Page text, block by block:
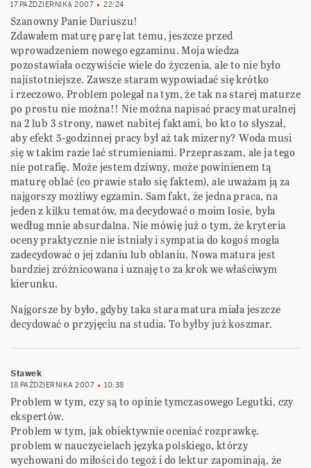
17 PAŹDZIERNIKA 2007 22:24
Szanowny Panie Dariuszu!
Zdawałem maturę parę lat temu, jeszcze przed
wprowadzeniem nowego egzaminu. Moja wiedza
pozostawiała oczywiście wiele do życzenia, ale to nie było
najistotniejsze. Zawsze staram wypowiadać się krótko
i rzeczowo. Problem polegał na tym, że tak na starej maturze
po prostu nie można!! Nie można napisać pracy maturalnej
na 2 lub 3 strony, nawet nabitej faktami, bo kto to słyszał,
aby efekt 5-godzinnej pracy był aż tak mizerny? Woda musi
się w takim razie lać strumieniami. Przepraszam, ale ja tego
nie potrafię. Może jestem dziwny, może powinienem tą
maturę oblać (co prawie stało się faktem), ale uważam ją za
najgorszy możliwy egzamin. Sam fakt, że jedna praca, na
jeden z kilku tematów, ma decydować o moim losie, była
według mnie absurdalna. Nie mówię już o tym, że kryteria
oceny praktycznie nie istniały i sympatia do kogoś mogła
zadecydować o jej zdaniu lub oblaniu. Nowa matura jest
bardziej zróżnicowana i uznaję to za krok we właściwym
kierunku.
Najgorsze by było, gdyby taka stara matura miała jeszcze
decydować o przyjęciu na studia. To byłby już koszmar.
Sławek
18 PAŹDZIERNIKA 2007 10:38
Problem w tym, czy są to opinie tymczasowego Legutki, czy
ekspertów.
Problem w tym, jak obiektywnie oceniać rozprawkę.
problem w nauczycielach języka polskiego, którzy
wychowani do miłości do tegoż i do lektur zapominają, że